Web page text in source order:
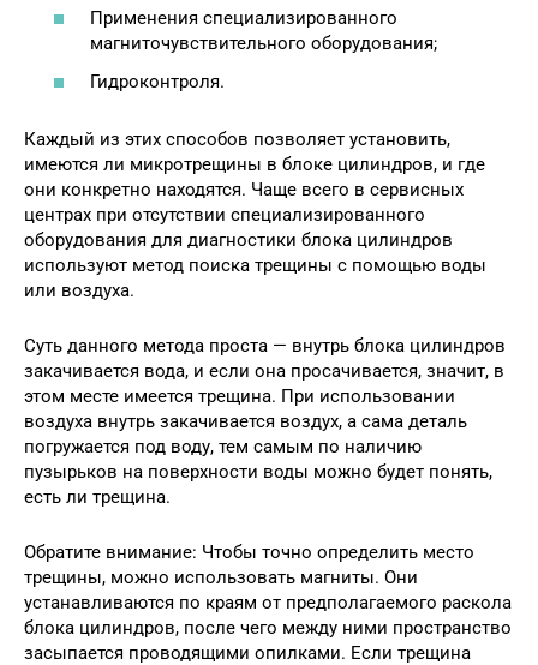
Применения специализированного
магниточувствительного оборудования;
Гидроконтроля.
Каждый из этих способов позволяет установить,
имеются ли микротрещины в блоке цилиндров, и где
они конкретно находятся. Чаще всего в сервисных
центрах при отсутствии специализированного
оборудования для диагностики блока цилиндров
используют метод поиска трещины с помощью воды
или воздуха.
Суть данного метода проста — внутрь блока цилиндров
закачивается вода, и если она просачивается, значит, в
этом месте имеется трещина. При использовании
воздуха внутрь закачивается воздух, а сама деталь
погружается под воду, тем самым по наличию
пузырьков на поверхности воды можно будет понять,
есть ли трещина.
Обратите внимание: Чтобы точно определить место
трещины, можно использовать магниты. Они
устанавливаются по краям от предполагаемого раскола
блока цилиндров, после чего между ними пространство
засыпается проводящими опилками. Если трещина